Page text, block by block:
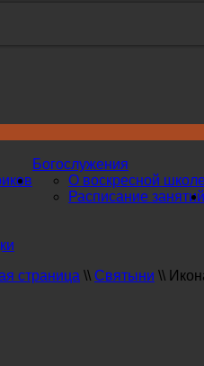
Богослужения
О воскресной
Расписание занятий
страница \\ Святыни \\